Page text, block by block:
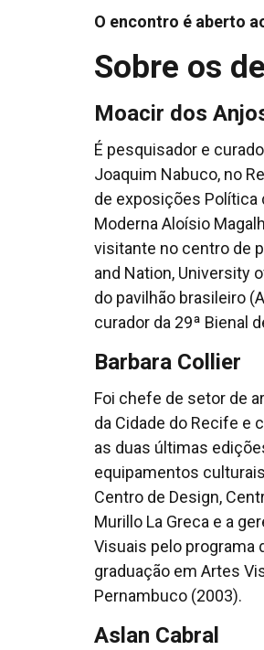
O encontro é aberto
Sobre os
Moacir dos
É pesquisador e
Joaquim Nabuco, no
de exposições Política
Moderna Aloísio
visitante no centro de
and Nation, University
do pavilhão brasileiro
curador da 29ª Bienal
Barbara Collier
Foi chefe de setor de
da Cidade do Recife e
as duas últimas
equipamentos
Centro de Design,
Murillo La Greca e a
Visuais pelo programa
graduação em Artes
Pernambuco (2003).
Aslan Cabral